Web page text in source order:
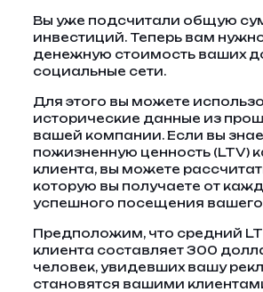
Вы уже подсчитали общую
инвестиций. Теперь вам
денежную стоимость ваших
социальные сети.
Для этого вы можете
исторические данные из
вашей компании. Если вы
пожизненную ценность (LTV)
клиента, вы можете
которую вы получаете от
успешного посещения вашего
Предположим, что средний
клиента составляет 300
человек, увидевших вашу
становятся вашими